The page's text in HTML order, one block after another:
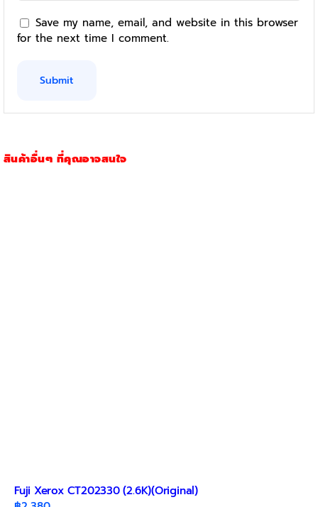
Save my name, email, and website in this browser
for the next time I comment.
สินค้าอื่นๆ ที่คุณอาจสนใจ
Fuji Xerox CT202330 (2.6K)(Original)